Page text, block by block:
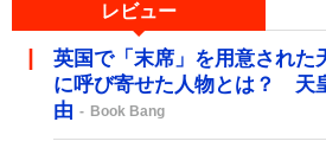
レビュー
英国で「末席」を用意された
に呼び寄せた人物とは？ 天
由
Book Bang